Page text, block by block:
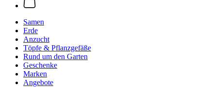
Samen
Erde
Anzucht
Töpfe & Pflanzgefäße
Rund um den Garten
Geschenke
Marken
Angebote